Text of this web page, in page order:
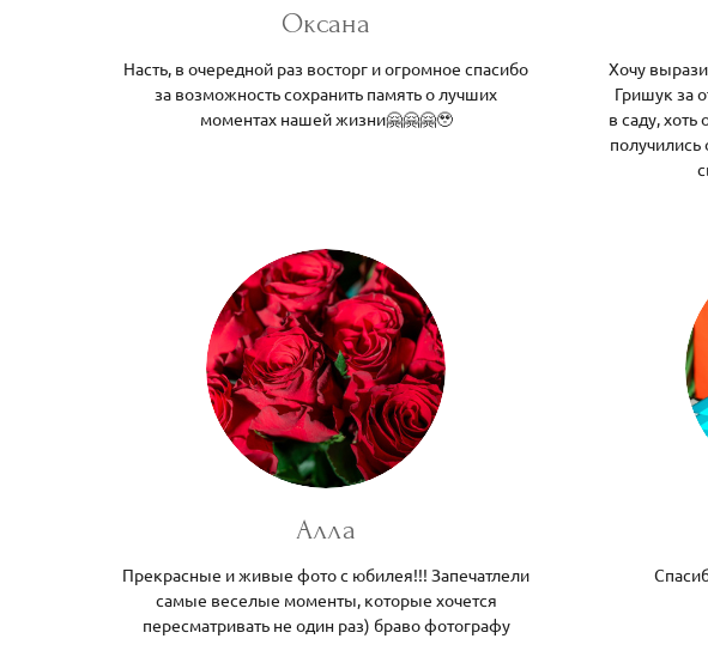
Оксана
Насть, в очередной раз восторг и огромное спасибо
за возможность сохранить память о лучших
моментах нашей жизни🤗🤗🤗🥹
Хочу
Гришук за
в саду,
Алла
Прекрасные и живые фото с юбилея!!! Запечатлели
самые веселые моменты, которые хочется
пересматривать не один раз) браво фотографу